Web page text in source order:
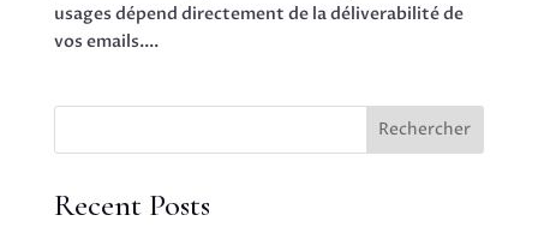
usages dépend directement de la déliverabilité de
vos emails....
Rechercher
Recent Posts